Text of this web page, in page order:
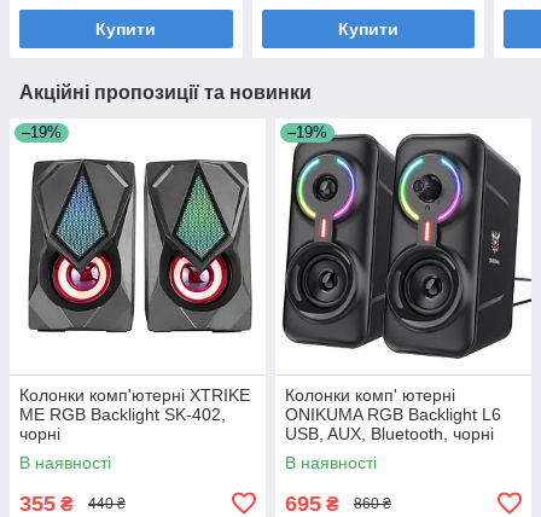
Купити Купити
Акційні пропозиції та новинки
–19%
Колонки комп'ютерні XTRIKE
ME RGB Backlight SK-402,
чорні
В наявності
355 ₴ 440 ₴
–19%
Колонки комп' ютерні
ONIKUMA RGB Backlight L6
USB, AUX, Bluetooth, чорні
В наявності
695 ₴ 860 ₴